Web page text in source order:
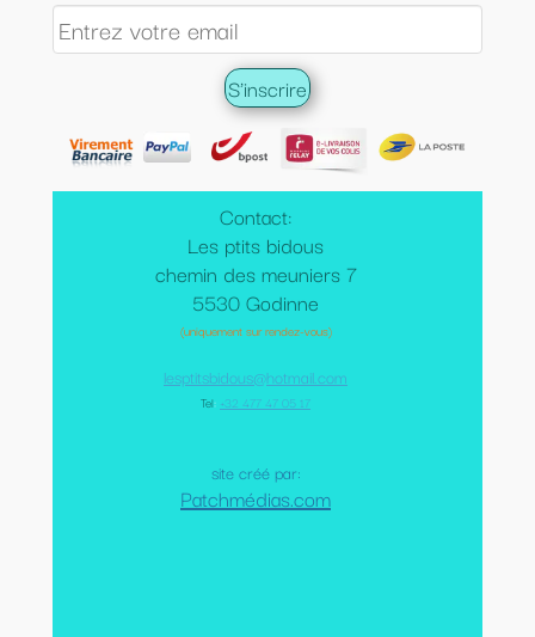
Contact:
Les ptits bidous
chemin des meuniers 7
5530 Godinne
(uniquement sur rendez-vous)
lesptitsbidous@hotmail.com
Tel: +32 477 47 05 17
site créé par:
Patchmédias.com